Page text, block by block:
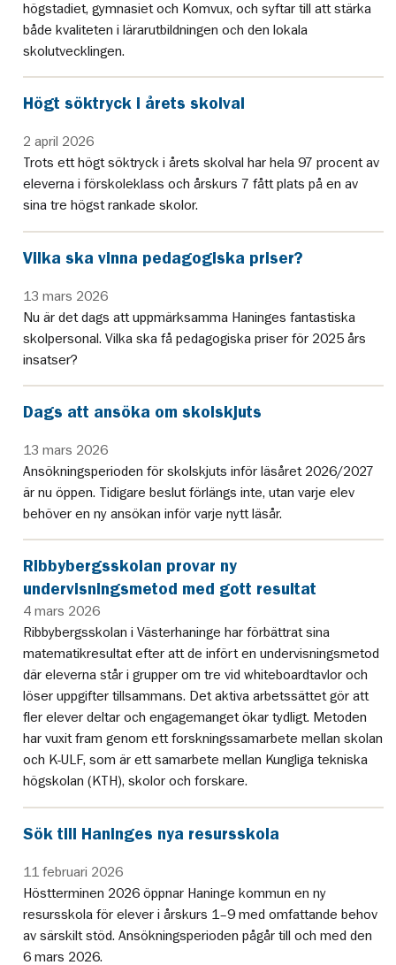
högstadiet, gymnasiet och Komvux, och syftar till att stärka
både kvaliteten i lärarutbildningen och den lokala
skolutvecklingen.
Högt söktryck i årets skolval
2 april 2026
Trots ett högt söktryck i årets skolval har hela 97 procent av
eleverna i förskoleklass och årskurs 7 fått plats på en av
sina tre högst rankade skolor.
Vilka ska vinna pedagogiska priser?
13 mars 2026
Nu är det dags att uppmärksamma Haninges fantastiska
skolpersonal. Vilka ska få pedagogiska priser för 2025 års
insatser?
Dags att ansöka om skolskjuts
13 mars 2026
Ansökningsperioden för skolskjuts inför läsåret 2026/2027
är nu öppen. Tidigare beslut förlängs inte, utan varje elev
behöver en ny ansökan inför varje nytt läsår.
Ribbybergsskolan provar ny
undervisningsmetod med gott resultat
4 mars 2026
Ribbybergsskolan i Västerhaninge har förbättrat sina
matematikresultat efter att de infört en undervisningsmetod
där eleverna står i grupper om tre vid whiteboardtavlor och
löser uppgifter tillsammans. Det aktiva arbetssättet gör att
fler elever deltar och engagemanget ökar tydligt. Metoden
har vuxit fram genom ett forskningssamarbete mellan skolan
och K-ULF, som är ett samarbete mellan Kungliga tekniska
högskolan (KTH), skolor och forskare.
Sök till Haninges nya resursskola
11 februari 2026
Höstterminen 2026 öppnar Haninge kommun en ny
resursskola för elever i årskurs 1–9 med omfattande behov
av särskilt stöd. Ansökningsperioden pågår till och med den
6 mars 2026.